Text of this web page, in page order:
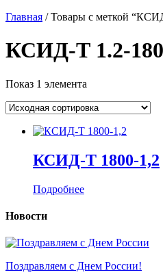
Главная / Товары с меткой
КСИД-Т 1.2-
Показ 1 элемента
КСИД-Т 1800-1,2
Подробнее
Новости
Поздравляем с Днем России!